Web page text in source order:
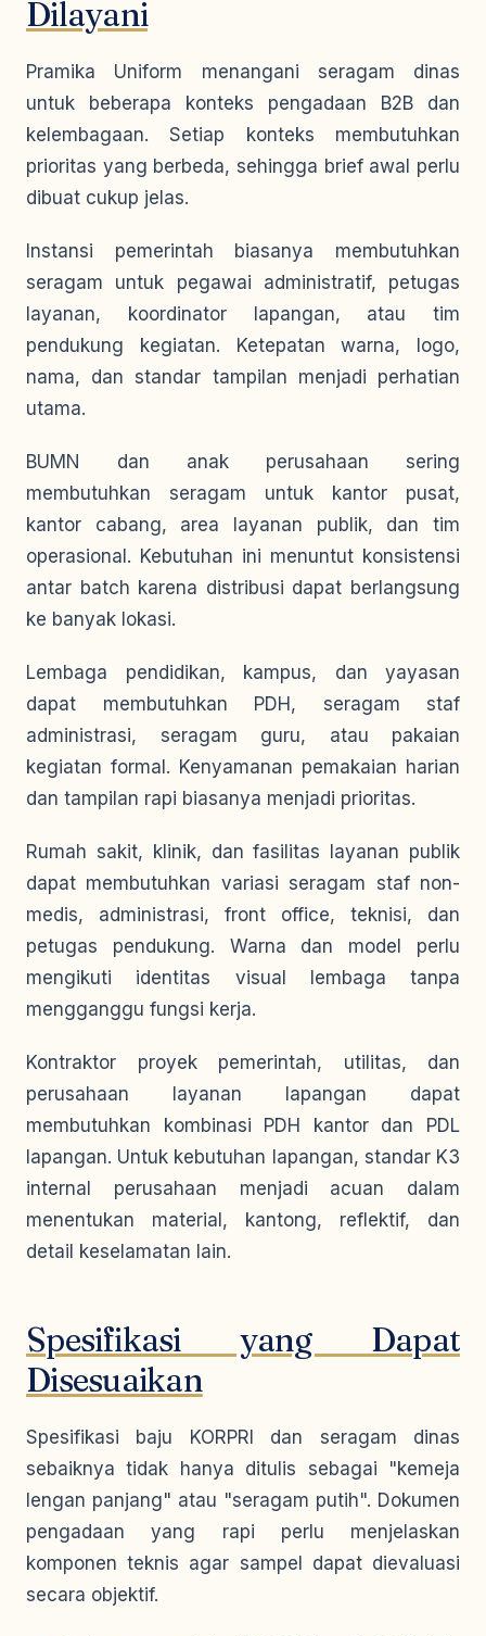
Dilayani
Pramika Uniform menangani seragam dinas
untuk beberapa konteks pengadaan B2B dan
kelembagaan. Setiap konteks membutuhkan
prioritas yang berbeda, sehingga brief awal perlu
dibuat cukup jelas.
Instansi pemerintah biasanya membutuhkan
seragam untuk pegawai administratif, petugas
layanan, koordinator lapangan, atau tim
pendukung kegiatan. Ketepatan warna, logo,
nama, dan standar tampilan menjadi perhatian
utama.
BUMN dan anak perusahaan sering
membutuhkan seragam untuk kantor pusat,
kantor cabang, area layanan publik, dan tim
operasional. Kebutuhan ini menuntut konsistensi
antar batch karena distribusi dapat berlangsung
ke banyak lokasi.
Lembaga pendidikan, kampus, dan yayasan
dapat membutuhkan PDH, seragam staf
administrasi, seragam guru, atau pakaian
kegiatan formal. Kenyamanan pemakaian harian
dan tampilan rapi biasanya menjadi prioritas.
Rumah sakit, klinik, dan fasilitas layanan publik
dapat membutuhkan variasi seragam staf non-
medis, administrasi, front office, teknisi, dan
petugas pendukung. Warna dan model perlu
mengikuti identitas visual lembaga tanpa
mengganggu fungsi kerja.
Kontraktor proyek pemerintah, utilitas, dan
perusahaan layanan lapangan dapat
membutuhkan kombinasi PDH kantor dan PDL
lapangan. Untuk kebutuhan lapangan, standar K3
internal perusahaan menjadi acuan dalam
menentukan material, kantong, reflektif, dan
detail keselamatan lain.
Spesifikasi yang Dapat
Disesuaikan
Spesifikasi baju KORPRI dan seragam dinas
sebaiknya tidak hanya ditulis sebagai "kemeja
lengan panjang" atau "seragam putih". Dokumen
pengadaan yang rapi perlu menjelaskan
komponen teknis agar sampel dapat dievaluasi
secara objektif.